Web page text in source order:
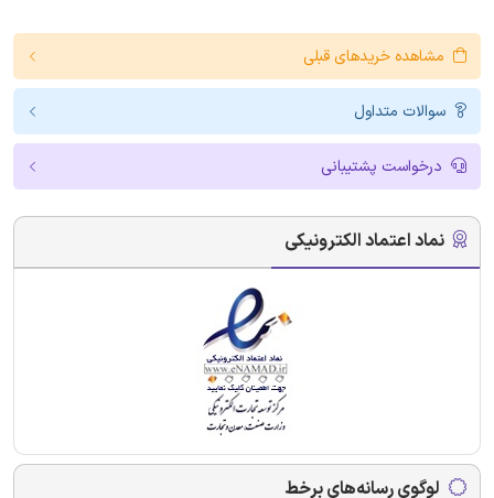
مشاهده خریدهای قبلی
سوالات متداول
درخواست پشتیبانی
نماد اعتماد الکترونیکی
لوگوی رسانه‌های برخط